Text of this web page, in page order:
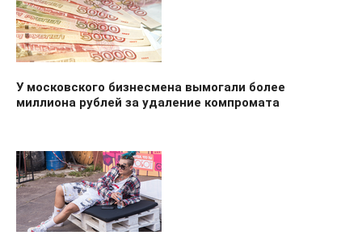
У московского бизнесмена вымогали более
миллиона рублей за удаление компромата